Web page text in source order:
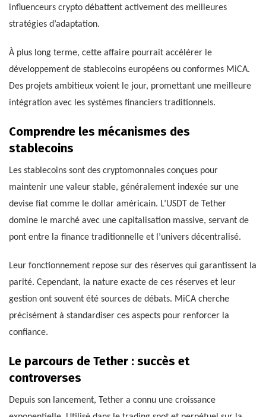
influenceurs crypto débattent activement des meilleures
stratégies d’adaptation.
À plus long terme, cette affaire pourrait accélérer le
développement de stablecoins européens ou conformes MiCA.
Des projets ambitieux voient le jour, promettant une meilleure
intégration avec les systèmes financiers traditionnels.
Comprendre les mécanismes des
stablecoins
Les stablecoins sont des cryptomonnaies conçues pour
maintenir une valeur stable, généralement indexée sur une
devise fiat comme le dollar américain. L’USDT de Tether
domine le marché avec une capitalisation massive, servant de
pont entre la finance traditionnelle et l’univers décentralisé.
Leur fonctionnement repose sur des réserves qui garantissent la
parité. Cependant, la nature exacte de ces réserves et leur
gestion ont souvent été sources de débats. MiCA cherche
précisément à standardiser ces aspects pour renforcer la
confiance.
Le parcours de Tether : succès et
controverses
Depuis son lancement, Tether a connu une croissance